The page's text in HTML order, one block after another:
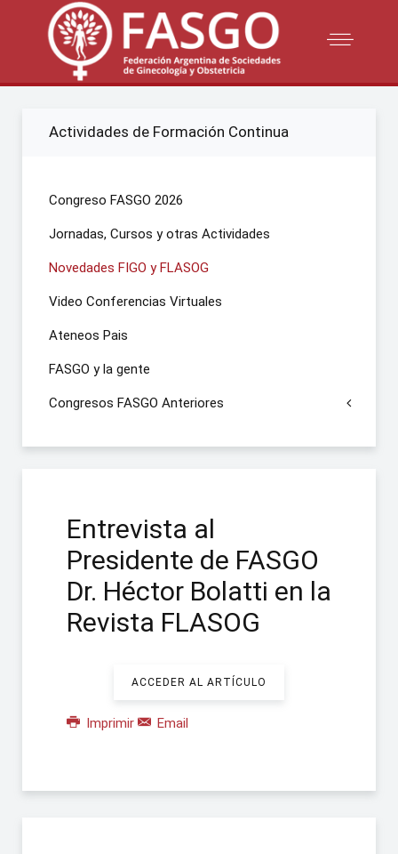
Entrevista al
Presidente de FASGO
Dr. Héctor Bolatti en la
Revista FLASOG
ACCEDER AL ARTÍCULO
Imprimir Email
Actividades de Formación Continua
Congreso FASGO 2026
Jornadas, Cursos y otras Actividades
Novedades FIGO y FLASOG
Video Conferencias Virtuales
Ateneos Pais
FASGO y la gente
Congresos FASGO Anteriores